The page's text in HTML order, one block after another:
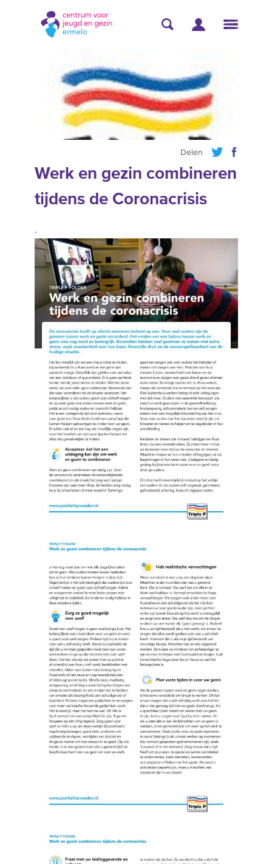
Delen
Werk en gezin combineren
tijdens de Coronacrisis
.